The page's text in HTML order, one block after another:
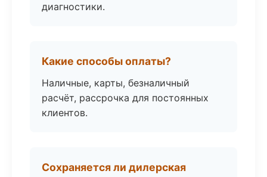
диагностики.
Какие способы оплаты?
Наличные, карты, безналичный
расчёт, рассрочка для постоянных
клиентов.
Сохраняется ли дилерская